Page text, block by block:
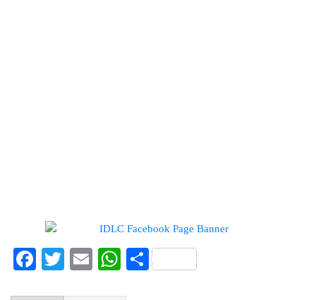
Facebook
TwitterEmailWhatsApp
Share